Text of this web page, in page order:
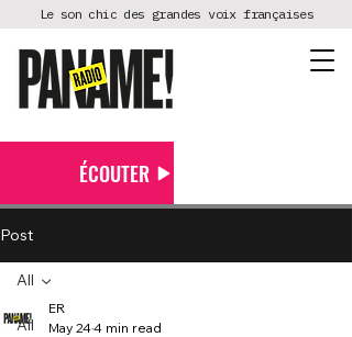
Le son chic des grandes voix françaises
ÉCOUTER
Post
All
All
ER
May 244 min read